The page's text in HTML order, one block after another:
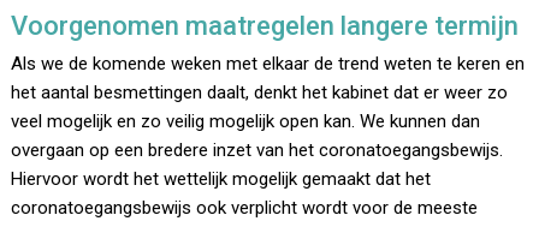
Voorgenomen maatregelen langere termijn
Als we de komende weken met elkaar de trend weten te keren en
het aantal besmettingen daalt, denkt het kabinet dat er weer zo
veel mogelijk en zo veilig mogelijk open kan. We kunnen dan
overgaan op een bredere inzet van het coronatoegangsbewijs.
Hiervoor wordt het wettelijk mogelijk gemaakt dat het
coronatoegangsbewijs ook verplicht wordt voor de meeste